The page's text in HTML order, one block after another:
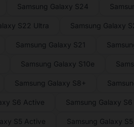
Samsung Galaxy S24
S22 Ultra Samsung Galaxy
Samsung Galaxy S21
Samsung Galaxy S10e
Samsung Galaxy S8+
S6 Active Samsung Galaxy S6
S5 Active Samsung Galaxy